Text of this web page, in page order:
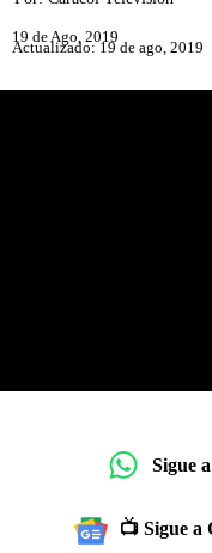
19 de Ago, 2019
Actualizado: 19 de ago, 2019
Sigue
📺 Sigue a